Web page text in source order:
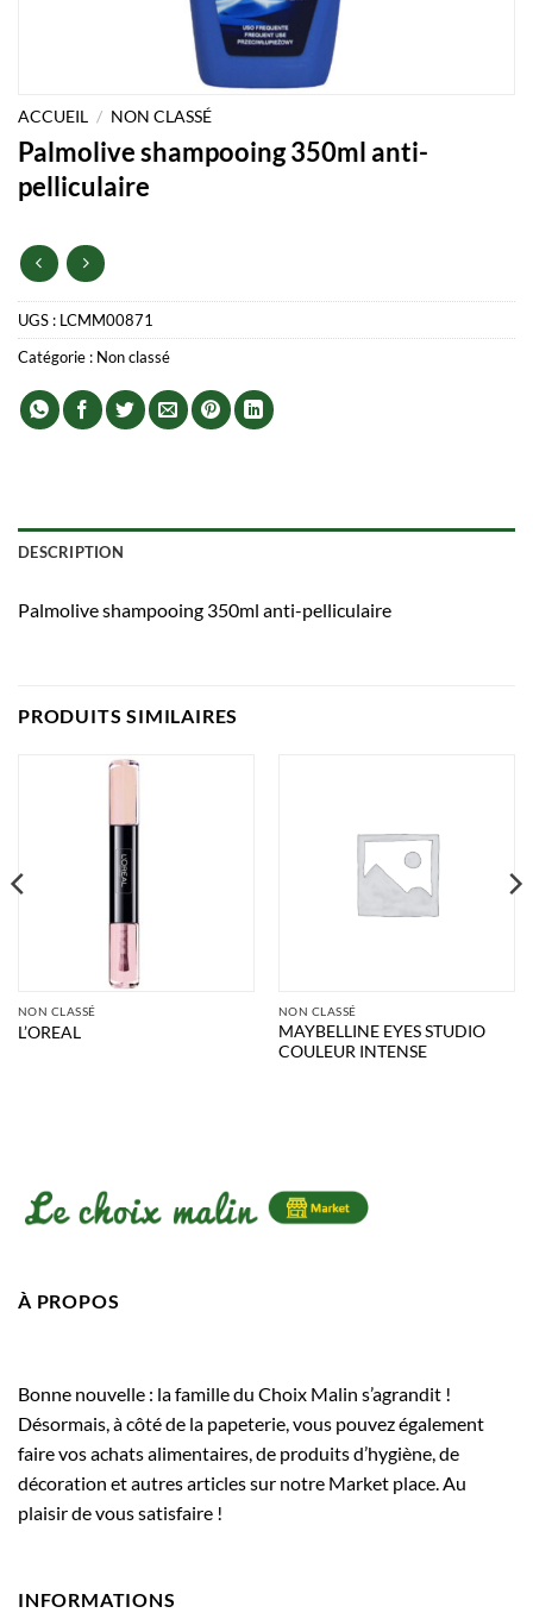
ACCUEIL / NON CLASSÉ
Palmolive shampooing 350ml anti-
pelliculaire
UGS : LCMM00871
Catégorie : Non classé
DESCRIPTION
Palmolive shampooing 350ml anti-pelliculaire
PRODUITS SIMILAIRES
NON CLASSÉ
L’OREAL
NON CLASSÉ
MAYBELLINE EYES STUDIO
COULEUR INTENSE
À PROPOS
Bonne nouvelle : la famille du Choix Malin s’agrandit !
Désormais, à côté de la papeterie, vous pouvez également
faire vos achats alimentaires, de produits d’hygiène, de
décoration et autres articles sur notre Market place. Au
plaisir de vous satisfaire !
INFORMATIONS